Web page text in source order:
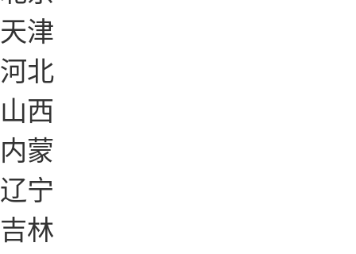
天津
河北
山西
内蒙
辽宁
吉林